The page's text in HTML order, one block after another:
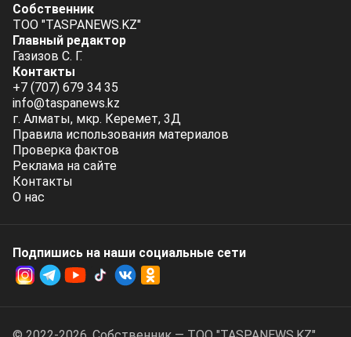
Собственник
ТОО "TASPANEWS.KZ"
Главный редактор
Газизов С. Г.
Контакты
+7 (707) 679 34 35
info@taspanews.kz
г. Алматы, мкр. Керемет, 3Д
Правила использования материалов
Проверка фактов
Реклама на сайте
Контакты
О нас
Подпишись на наши социальные cети